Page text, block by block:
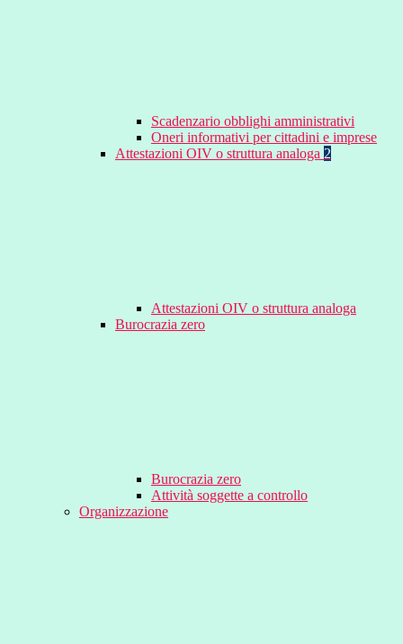
Scadenzario obblighi amministrativi
Oneri informativi per cittadini e imprese
Attestazioni OIV o struttura analoga 2
Attestazioni OIV o struttura analoga
Burocrazia zero
Burocrazia zero
Attività soggette a controllo
Organizzazione